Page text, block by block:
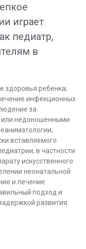
играет
педиатр,
в
здоровья ребенка;
инфекционных
за
недоношенными
вставляемого
в частности
искусственного
неонатальной
и лечение
подход и
развития.